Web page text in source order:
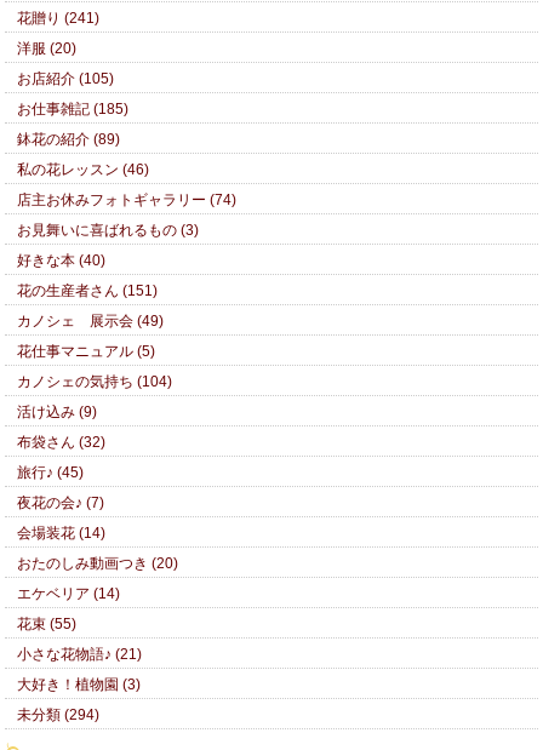
花贈り (241)
洋服 (20)
お店紹介 (105)
お仕事雑記 (185)
鉢花の紹介 (89)
私の花レッスン (46)
店主お休みフォトギャラリー (74)
お見舞いに喜ばれるもの (3)
好きな本 (40)
花の生産者さん (151)
カノシェ 展示会 (49)
花仕事マニュアル (5)
カノシェの気持ち (104)
活け込み (9)
布袋さん (32)
旅行♪ (45)
夜花の会♪ (7)
会場装花 (14)
おたのしみ動画つき (20)
エケベリア (14)
花束 (55)
小さな花物語♪ (21)
大好き！植物園 (3)
未分類 (294)